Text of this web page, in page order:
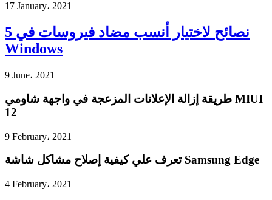
17 January، 2021
5 نصائح لاختيار أنسب مضاد فيروسات في
Windows
9 June، 2021
طريقة إزالة الإعلانات المزعجة في واجهة شاومي MIUI
12
9 February، 2021
تعرف علي كيفية إصلاح مشاكل شاشة Samsung Edge
4 February، 2021